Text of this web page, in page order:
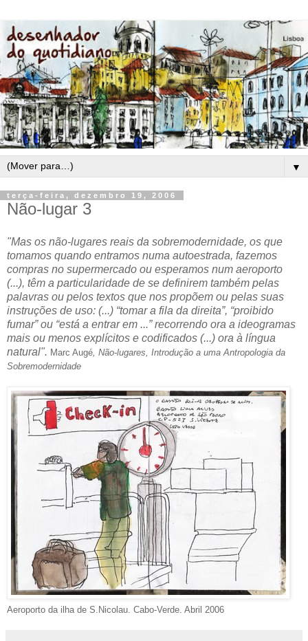
▼
terça-feira, dezembro 19, 2006
Não-lugar 3
"Mas os não-lugares reais da sobremodernidade, os que
tomamos quando entramos numa autoestrada, fazemos
compras no supermercado ou esperamos num aeroporto
(...), têm a particularidade de se definirem também pelas
palavras ou pelos textos que nos propõem ou pelas suas
instruções de uso: (...) “tomar a fila da direita”, “proibido
fumar” ou “está a entrar em ...” recorrendo ora a ideogramas
mais ou menos explícitos e codificados (...) ora à língua
natural". Marc Augé , Não-lugares, Introdução a uma Antropologia da
Sobremodernidade
Aeroporto da ilha de S.Nicolau. Cabo-Verde. Abril 2006